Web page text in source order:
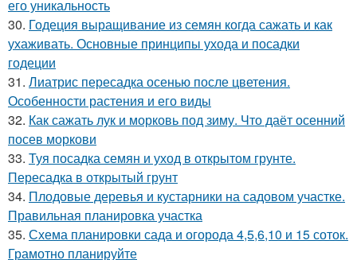
его уникальность
30. Годеция выращивание из семян когда сажать и как
ухаживать. Основные принципы ухода и посадки
годеции
31. Лиатрис пересадка осенью после цветения.
Особенности растения и его виды
32. Как сажать лук и морковь под зиму. Что даёт осенний
посев моркови
33. Туя посадка семян и уход в открытом грунте.
Пересадка в открытый грунт
34. Плодовые деревья и кустарники на садовом участке.
Правильная планировка участка
35. Схема планировки сада и огорода 4,5,6,10 и 15 соток.
Грамотно планируйте